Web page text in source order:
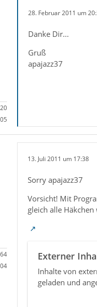
20
28. Februar 2011 um
Danke Dir...
Gruß
apajazz37
13. Juli 2011 um 17:38
Sorry apajazz37
Vorsicht! Mit
gleich alle
Externer
Inhalte von
geladen und